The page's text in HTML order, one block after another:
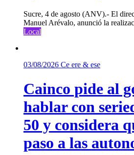
Sucre, 4 de agosto (ANV).- El
Manuel Arévalo, anunció la
Local
03/08/2026 Ce ere & ese
Cainco pide al
hablar con
50 y considera
paso a las